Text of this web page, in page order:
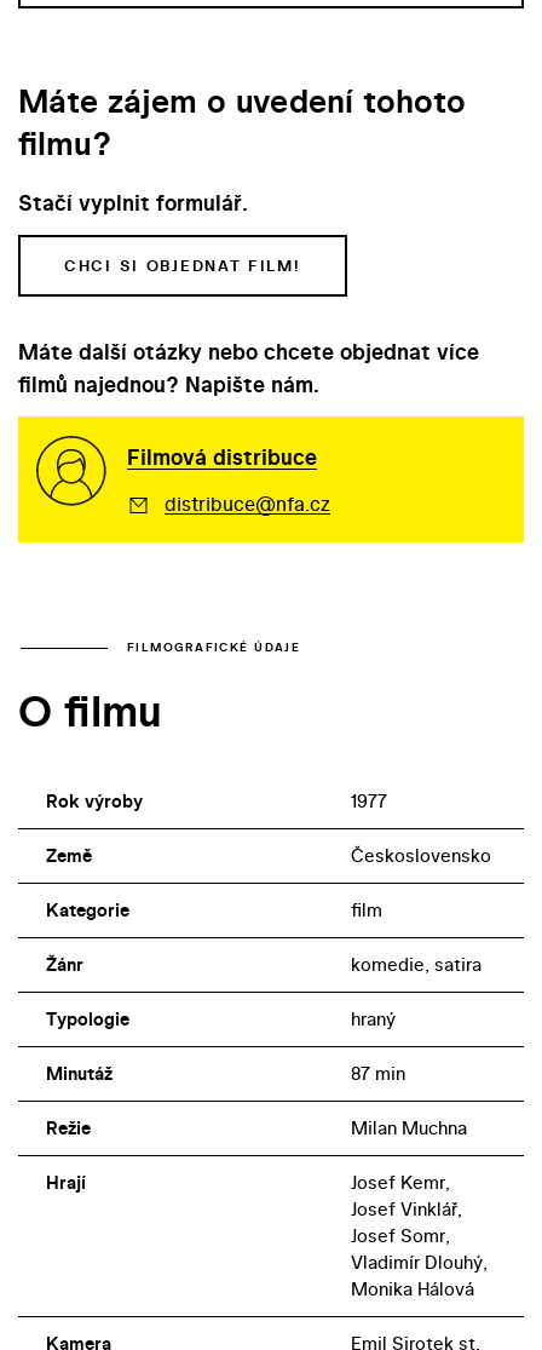
Máte zájem o uvedení tohoto
filmu?
Stačí vyplnit formulář.
CHCI SI OBJEDNAT FILM!
Máte další otázky nebo chcete objednat více
filmů najednou? Napište nám.
Filmová distribuce
distribuce@nfa.cz
FILMOGRAFICKÉ ÚDAJE
O filmu
Rok výroby 1977
Země Československo
Kategorie film
Žánr komedie, satira
Typologie hraný
Minutáž 87 min
Režie Milan Muchna
Hrají
Josef Kemr,
Josef Vinklář,
Josef Somr,
Vladimír Dlouhý,
Monika Hálová
Kamera Emil Sirotek st.